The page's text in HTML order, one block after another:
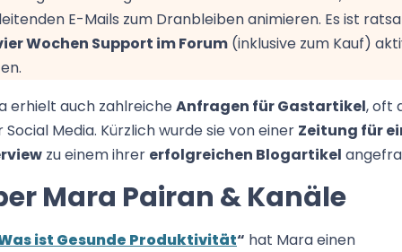
E-Mails zum Dranbleiben animieren. Es ist
Wochen Support im Forum (inklusive zum Kauf)
erhielt auch zahlreicheAnfragen für Gastartikel, oft
Social Media. Kürzlich wurde sie von einer Zeitung für
zu einem ihrer erfolgreichen Blogartikel
Mara Pairan & Kanäle
ist Gesunde Produktivität“ hat Mara einen